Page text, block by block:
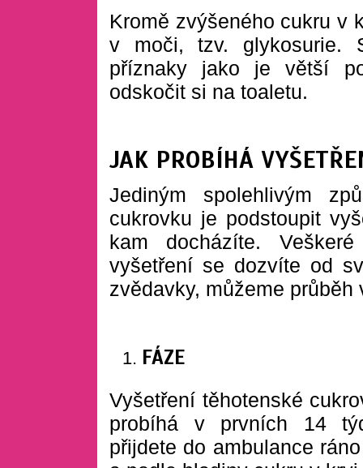
Kromě zvýšeného cukru v
v moči, tzv. glykosurie.
příznaky jako je větší
odskočit si na toaletu.
JAK PROBÍHÁ
Jediným spolehlivým
cukrovku je podstoupit
kam docházíte.
vyšetření se dozvíte od
zvědavky, můžeme
FÁZE
Vyšetření těhotenské
probíhá v prvních 14
přijdete do ambulance